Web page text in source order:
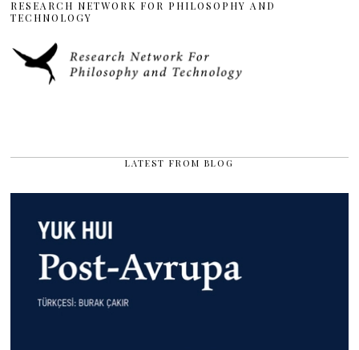
RESEARCH NETWORK FOR PHILOSOPHY AND
TECHNOLOGY
LATEST FROM BLOG